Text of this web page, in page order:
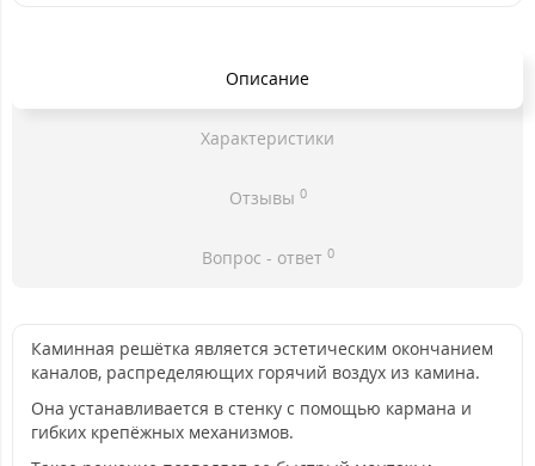
Описание
Характеристики
Отзывы 0
Вопрос - ответ 0
Каминная решётка является эстетическим окончанием
каналов, распределяющих горячий воздух из камина.
Она устанавливается в стенку с помощью кармана и
гибких крепёжных механизмов.